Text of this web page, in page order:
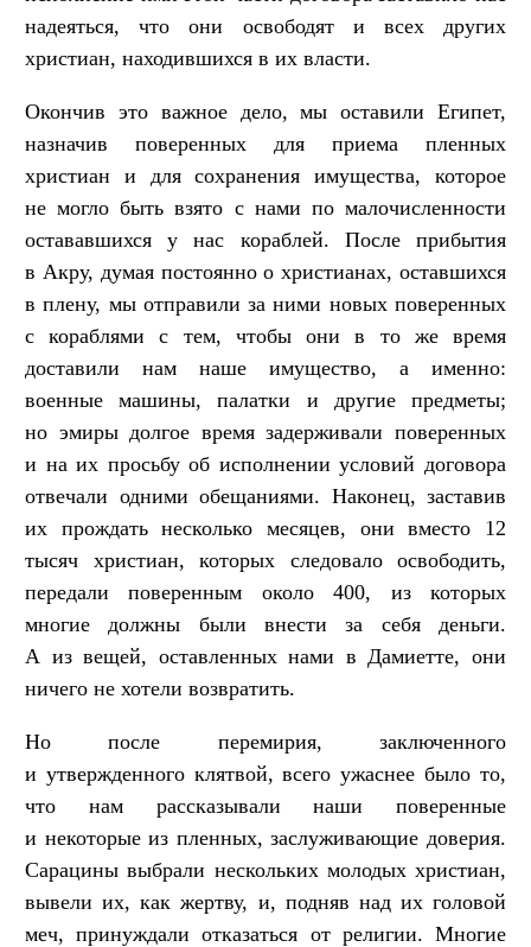
надеяться, что они освободят и всех других
христиан, находившихся в их власти.
Окончив это важное дело, мы оставили Египет,
назначив поверенных для приема пленных
христиан и для сохранения имущества, которое
не могло быть взято с нами по малочисленности
остававшихся у нас кораблей. После прибытия
в Акру, думая постоянно о христианах, оставшихся
в плену, мы отправили за ними новых поверенных
с кораблями с тем, чтобы они в то же время
доставили нам наше имущество, а именно:
военные машины, палатки и другие предметы;
но эмиры долгое время задерживали поверенных
и на их просьбу об исполнении условий договора
отвечали одними обещаниями. Наконец, заставив
их прождать несколько месяцев, они вместо 12
тысяч христиан, которых следовало освободить,
передали поверенным около 400, из которых
многие должны были внести за себя деньги.
А из вещей, оставленных нами в Дамиетте, они
ничего не хотели возвратить.
Но после перемирия, заключенного
и утвержденного клятвой, всего ужаснее было то,
что нам рассказывали наши поверенные
и некоторые из пленных, заслуживающие доверия.
Сарацины выбрали нескольких молодых христиан,
вывели их, как жертву, и, подняв над их головой
меч, принуждали отказаться от религии. Многие